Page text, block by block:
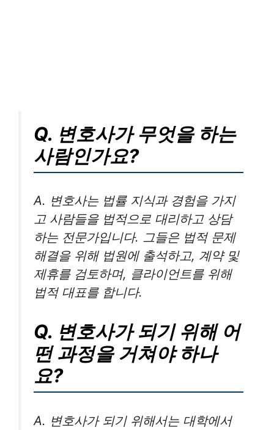
Q. 변호사가 무엇을 하는
사람인가요?
A. 변호사는 법률 지식과 경험을 가지
고 사람들을 법적으로 대리하고 상담
하는 전문가입니다. 그들은 법적 문제
해결을 위해 법원에 출석하고, 계약 및
제휴를 검토하며, 클라이언트를 위해
법적 대표를 합니다.
Q. 변호사가 되기 위해 어
떤 과정을 거쳐야 하나
요?
A. 변호사가 되기 위해서는 대학에서